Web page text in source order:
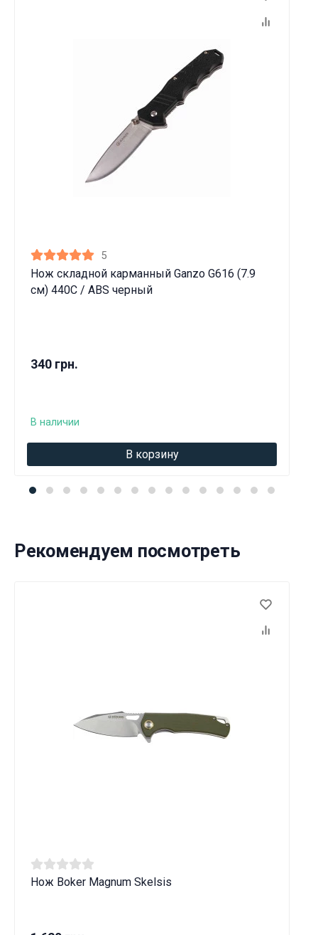
5
Нож складной карманный Ganzo G616 (7.9
см) 440C / ABS черный
340 грн.
В наличии
В корзину
Рекомендуем посмотреть
Нож Boker Magnum Skelsis